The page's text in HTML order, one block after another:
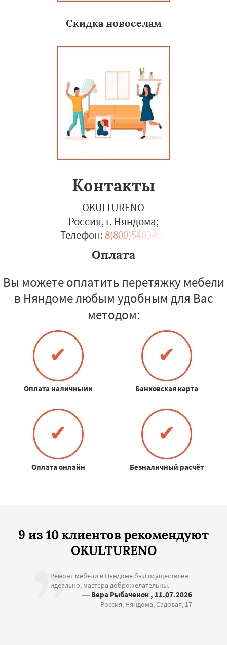
Скидка новоселам
Контакты
OKULTURENO
Россия, г. Няндома;
Телефон: 8(800)5403465
Оплата
Вы можете оплатить перетяжку мебели
в Няндоме любым удобным для Вас
методом:
✔
Оплата наличными
✔
Банковская карта
✔
Оплата онлайн
✔
Безналичный расчёт
9 из 10 клиентов рекомендуют
OKULTURENO
Ремонт мебели в Няндоме был осуществлен
идеально, мастера доброжелательны.
— Вера Рыбаченок , 11.07.2026
Россия, Няндома, Садовая, 17